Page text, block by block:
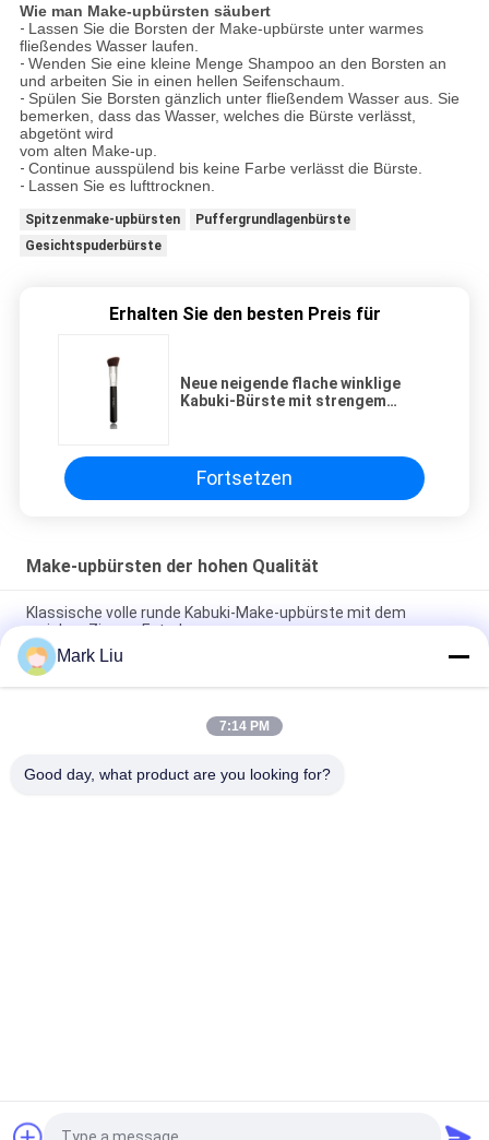
Wie man Make-upbürsten säubert
- Lassen Sie die Borsten der Make-upbürste unter warmes
fließendes Wasser laufen.
- Wenden Sie eine kleine Menge Shampoo an den Borsten an
und arbeiten Sie in einen hellen Seifenschaum.
- Spülen Sie Borsten gänzlich unter fließendem Wasser aus. Sie
bemerken, dass das Wasser, welches die Bürste verlässt,
abgetönt wird
vom alten Make-up.
- Continue ausspülend bis keine Farbe verlässt die Bürste.
- Lassen Sie es lufttrocknen.
Spitzenmake-upbürsten
Puffergrundlagenbürste
Gesichtspuderbürste
Erhalten Sie den besten Preis für
Neue neigende flache winklige
Kabuki-Bürste mit strengem
Fortsetzen
Make-upbürsten der hohen Qualität
Klassische volle runde Kabuki-Make-upbürste mit dem
weichen Ziegen-Extrahaar
Vonira-Schönheits-große Fan-Ziegen-Haar-Make-
upbürste/hölzerner Griff-Spitzenmake-upbürsten
Ultra weiches Ziegen-Haar-bloße Backen-Make-upbürste mit
Mark Liu
7:14 PM
Good day, what product are you looking for?